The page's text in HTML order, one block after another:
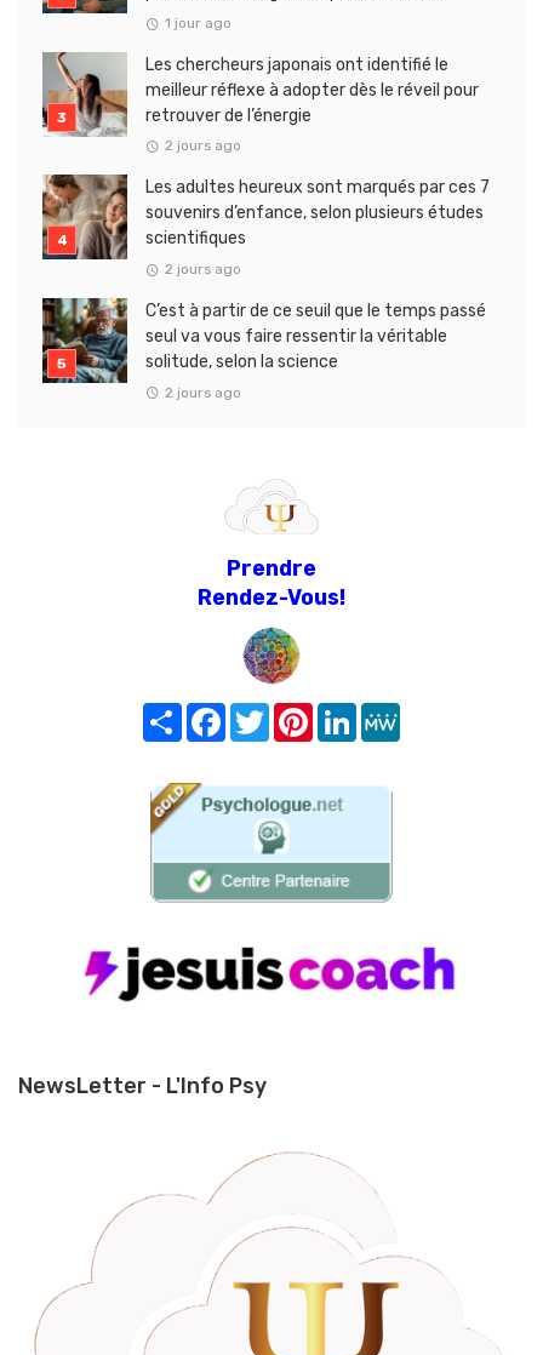
1 jour ago
Les chercheurs japonais ont identifié le
meilleur réflexe à adopter dès le réveil pour
retrouver de l’énergie
2 jours ago
Les adultes heureux sont marqués par ces 7
souvenirs d’enfance, selon plusieurs études
scientifiques
2 jours ago
C’est à partir de ce seuil que le temps passé
seul va vous faire ressentir la véritable
solitude, selon la science
2 jours ago
Prendre
Rendez-Vous!
Share FacebookTwitterPinterest
LinkedIn
NewsLetter - L'Info Psy